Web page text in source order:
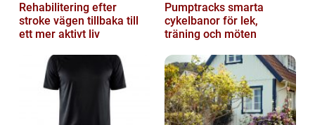
Rehabilitering efter
stroke vägen tillbaka till
ett mer aktivt liv
Pumptracks smarta
cykelbanor för lek,
träning och möten